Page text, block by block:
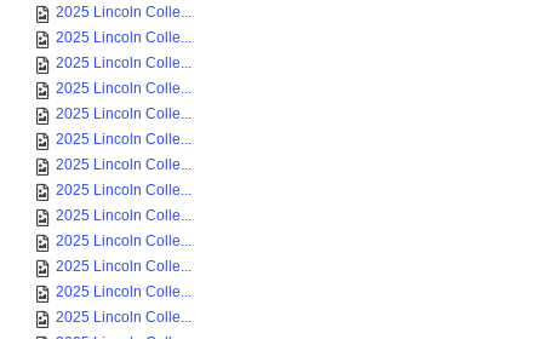
2025 Lincoln Colle...
2025 Lincoln Colle...
2025 Lincoln Colle...
2025 Lincoln Colle...
2025 Lincoln Colle...
2025 Lincoln Colle...
2025 Lincoln Colle...
2025 Lincoln Colle...
2025 Lincoln Colle...
2025 Lincoln Colle...
2025 Lincoln Colle...
2025 Lincoln Colle...
2025 Lincoln Colle...